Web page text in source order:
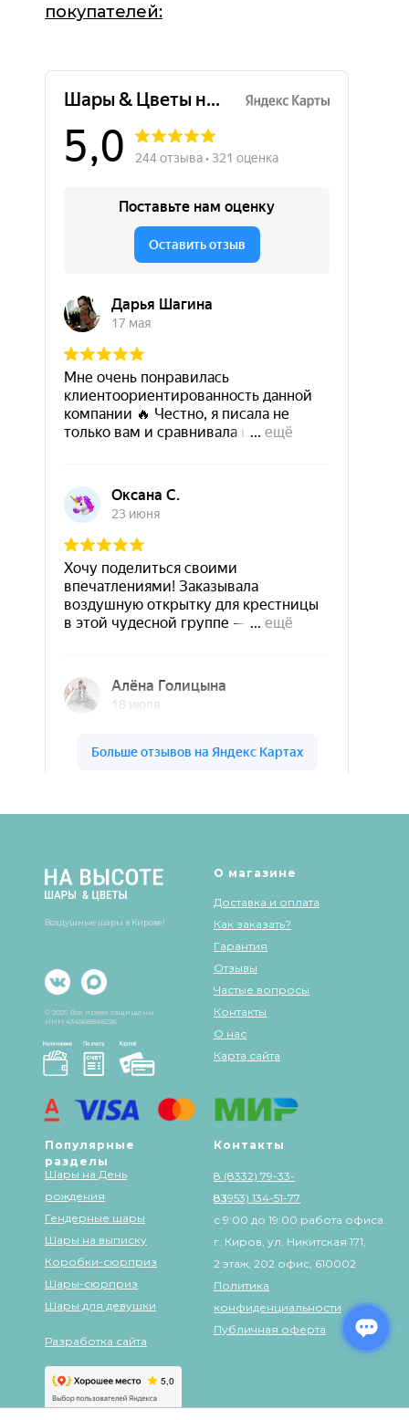
покупателей:
О магазине
Доставка и оплата
Популярные
разделы
Шары на День
рождения
Контакты
© 2025 Все права защищены
Как заказать?
Гарантия
Отзывы
Частые вопросы
Контакты
О нас
Гендерные шары
Шары на выписку
Коробки-сюрприз
Шары-сюрприз
Шары для девушки
8 (8332) 79-33-
83
8 (953) 134-51-77
с 9:00 до 19:00 работа офиса
г. Киров, ул. Никитская 171,
2 этаж, 202 офис, 610002
ИНН 434568848226
Политика
конфиденциальности
Публичная оферта
Карта сайта
Воздушные шары в Кирове!
Разработка сайта